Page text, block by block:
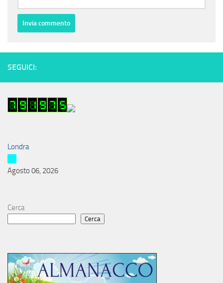
SEGUICI:
Londra
Agosto 06, 2026
Cerca
Cerca